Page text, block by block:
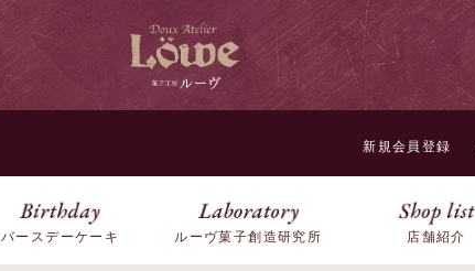
新規会員登録
バースデーケーキ ルーヴ菓子創造研究所 店舗紹介